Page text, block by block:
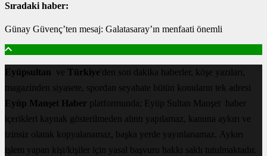
Sıradaki haber:
Günay Güvenç’ten mesaj: Galatasaray’ın menfaati önemli
Eyüpsultan ve Türkiye'den son dakika haberler, köşe yazıları,
magazinden siyasete, spordan seyahate bütün konuların tek adresi
Eyüp Manşet Haber platformunda; Eyüp Sultan Manşet haber
içerikleri kaynak gösterilmeden alıntı yapılamaz, kanuna aykırı ve
izinsiz olarak kopyalanamaz, başka yerde yayınlanamaz. Aykırı
işlem yapan kişi/kişiler için yasal başvuru hakkı saklı tutulmaktadır.